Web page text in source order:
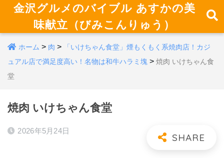
金沢グルメのバイブル あすかの美
味献立（びみこんりゅう）
ホーム > 肉 >
「いけちゃん食堂」煙もくもく系焼肉店！カジ
ュアル店で満足度高い！名物は和牛ハラミ塊 > 焼肉 いけちゃん食
堂
焼肉 いけちゃん食堂
2026年5月24日